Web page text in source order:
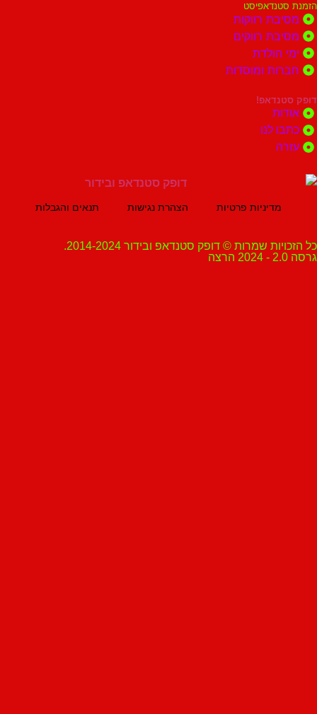
רווקות
רווקים
ומוסדות
לנו
מדיניות פרטיות הצהרת נגישות תנאים והגבלות
שמרות © דופק סטנדאפ ובידור 2014-2024.